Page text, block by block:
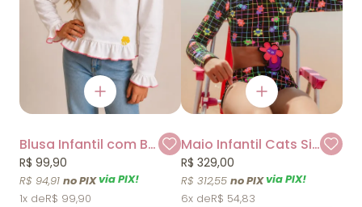
Blusa Infantil com Babados Mylu
R$ 94,91 via PIX!
R$ 99,90
1x R$ 99,90
Maio Infantil Cats Siri Kids
R$ 312,55 via PIX!
R$ 329,00
6x R$ 54,83